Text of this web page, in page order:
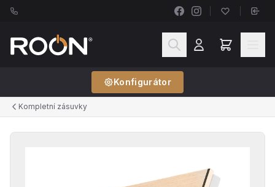
Konfigurátor
Kompletní zásuvky